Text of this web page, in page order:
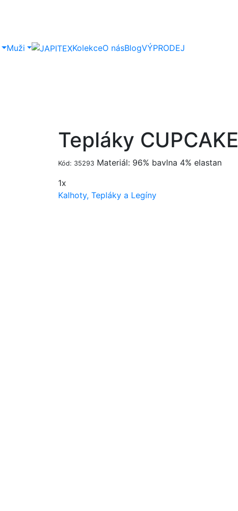
Muži KolekceO násBlogVÝPRODEJ
Tepláky CUPCAKE
Kód: 35293 Materiál: 96% bavlna 4% elastan
1x
Kalhoty, Tepláky a Legíny